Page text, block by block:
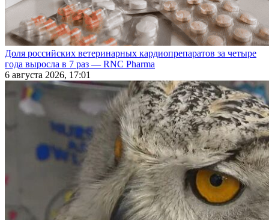
Доля российских ветеринарных кардиопрепаратов за четыре
года выросла в 7 раз — RNC Pharma
6 августа 2026, 17:01